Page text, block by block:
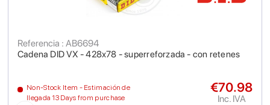
Cadena DID VX - 428x78 - superreforzada - con retenes
Referencia : AB6694
Non-Stock Item - Estimación de
llegada 13 Days from purchase
€70.98
Inc. IVA